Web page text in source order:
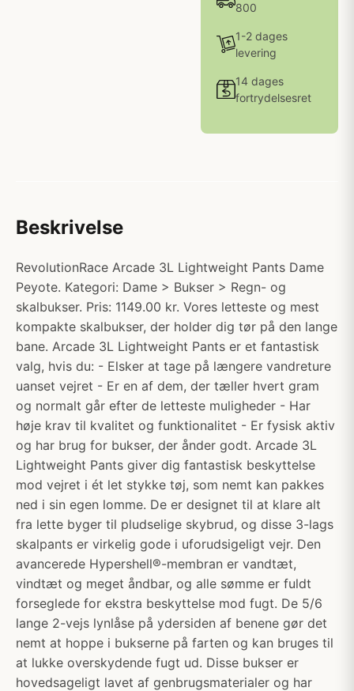
800
1-2 dages
levering
14 dages
fortrydelsesret
Beskrivelse
RevolutionRace Arcade 3L Lightweight Pants Dame
Peyote. Kategori: Dame > Bukser > Regn- og
skalbukser. Pris: 1149.00 kr. Vores letteste og mest
kompakte skalbukser, der holder dig tør på den lange
bane. Arcade 3L Lightweight Pants er et fantastisk
valg, hvis du: - Elsker at tage på længere vandreture
uanset vejret - Er en af dem, der tæller hvert gram
og normalt går efter de letteste muligheder - Har
høje krav til kvalitet og funktionalitet - Er fysisk aktiv
og har brug for bukser, der ånder godt. Arcade 3L
Lightweight Pants giver dig fantastisk beskyttelse
mod vejret i ét let stykke tøj, som nemt kan pakkes
ned i sin egen lomme. De er designet til at klare alt
fra lette byger til pludselige skybrud, og disse 3-lags
skalpants er virkelig gode i uforudsigeligt vejr. Den
avancerede Hypershell®-membran er vandtæt,
vindtæt og meget åndbar, og alle sømme er fuldt
forseglede for ekstra beskyttelse mod fugt. De 5/6
lange 2-vejs lynlåse på ydersiden af benene gør det
nemt at hoppe i bukserne på farten og kan bruges til
at lukke overskydende fugt ud. Disse bukser er
hovedsageligt lavet af genbrugsmaterialer og har